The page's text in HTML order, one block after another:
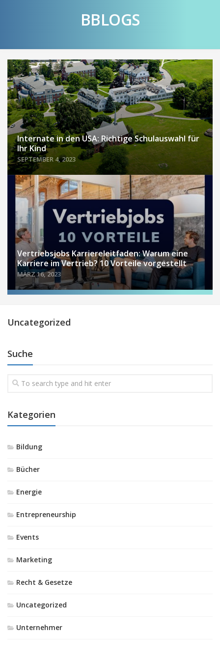
BBLOGS
Internate in den USA: Richtige Schulauswahl für
Ihr Kind
SEPTEMBER 4, 2023
Vertriebsjobs Karriereleitfaden: Warum eine
Karriere im Vertrieb? 10 Vorteile vorgestellt
MÄRZ 16, 2023
Uncategorized
Suche
Kategorien
Bildung
Bücher
Energie
Entrepreneurship
Events
Marketing
Recht & Gesetze
Uncategorized
Unternehmer